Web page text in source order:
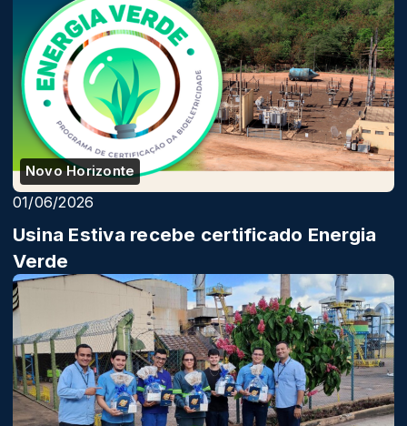
Novo Horizonte
01/06/2026
Usina Estiva recebe certificado Energia
Verde